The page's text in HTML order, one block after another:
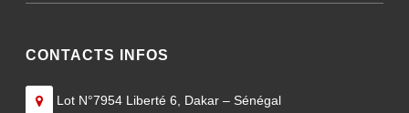
CONTACTS INFOS
Lot N°7954 Liberté 6, Dakar – Sénégal